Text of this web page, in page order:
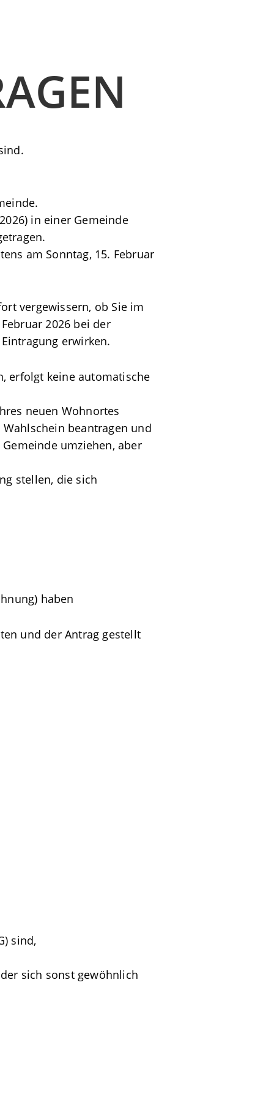
in einer Gemeinde
am Sonntag, 15. Februar
vergewissern, ob Sie im
2026 bei der
erwirken.
erfolgt keine automatische
neuen Wohnortes
beantragen und
umziehen, aber
stellen, die sich
haben
und der Antrag gestellt
sind,
sich sonst gewöhnlich